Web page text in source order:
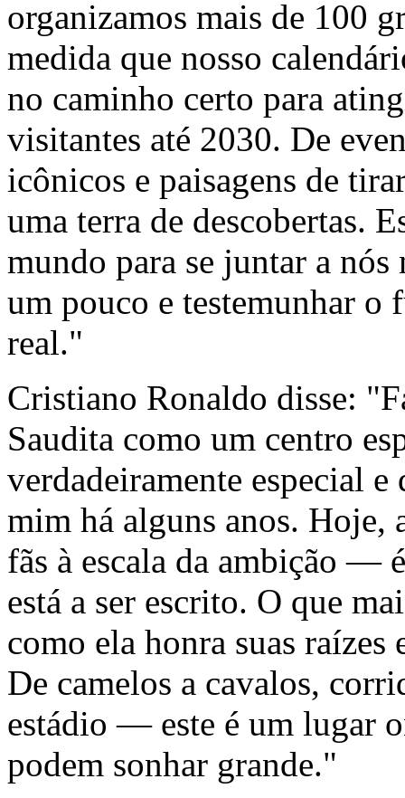
organizamos mais de 100
medida que nosso
no caminho certo para
visitantes até 2030. De
icônicos e paisagens de
uma terra de descobertas.
mundo para se juntar a
um pouco e testemunhar o
real."
Cristiano Ronaldo disse:
Saudita como um centro
verdadeiramente especial
mim há alguns anos. Hoje,
fãs à escala da ambição —
está a ser escrito. O que
como ela honra suas
De camelos a cavalos,
estádio — este é um lugar
podem sonhar grande."